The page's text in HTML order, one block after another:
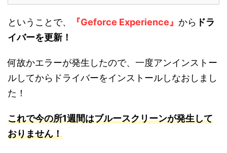
ということで、 『Geforce Experience』 から ドラ
イバーを更新！
何故かエラーが発生したので、一度アンインストー
ルしてからドライバーをインストールしなおしまし
た！
これで今の所1週間はブルースクリーンが発生して
おりません！